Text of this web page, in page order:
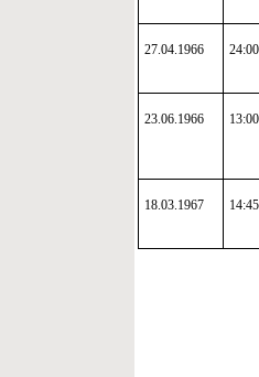
27.04.1966 24:00
23.06.1966 13:00
18.03.1967 14:45